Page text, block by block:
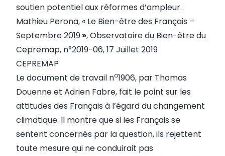
soutien potentiel aux réformes d’ampleur.
Mathieu Perona, « Le Bien-être des Français –
Septembre2019», Observatoire du Bien-être du
Cepremap, n°2019-06, 17 Juillet 2019
CEPREMAP
Ledocument de travail no1906, par Thomas
Douenne et Adrien Fabre, fait le point sur les
attitudes des Français à l’égard du changement
climatique. Il montre que si les Français se
sentent concernés par la question, ils rejettent
toute mesure qui ne conduirait pas